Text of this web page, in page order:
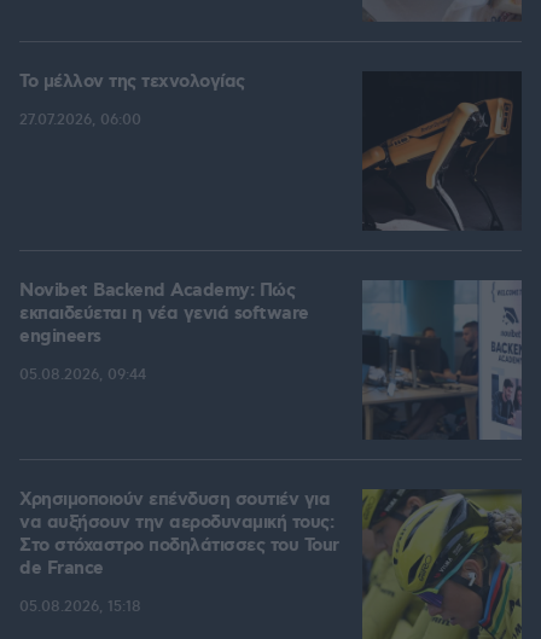
Το μέλλον της τεχνολογίας
27.07.2026, 06:00
Novibet Backend Academy: Πώς
εκπαιδεύεται η νέα γενιά software
engineers
05.08.2026, 09:44
Χρησιμοποιούν επένδυση σουτιέν για
να αυξήσουν την αεροδυναμική τους:
Στο στόχαστρο ποδηλάτισσες του Tour
de France
05.08.2026, 15:18